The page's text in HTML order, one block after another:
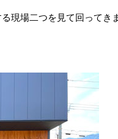
現場二つを見て回ってき